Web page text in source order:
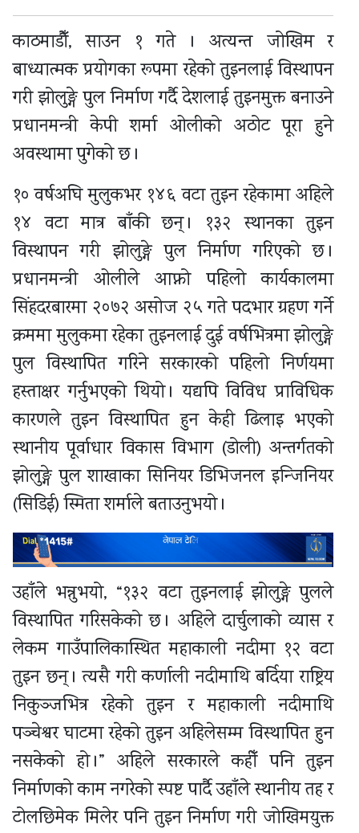
काठमाडौँ, साउन १ गते । अत्यन्त जोखिम र
बाध्यात्मक प्रयोगका रूपमा रहेको तुइनलाई विस्थापन
गरी झोलुङ्गे पुल निर्माण गर्दै देशलाई तुइनमुक्त बनाउने
प्रधानमन्त्री केपी शर्मा ओलीको अठोट पूरा हुने
अवस्थामा पुगेको छ ।
१० वर्षअघि मुलुकभर १४६ वटा तुइन रहेकामा अहिले
१४ वटा मात्र बाँकी छन् । १३२ स्थानका तुइन
विस्थापन गरी झोलुङ्गे पुल निर्माण गरिएको छ ।
प्रधानमन्त्री ओलीले आफ्नो पहिलो कार्यकालमा
सिंहदरबारमा २०७२ असोज २५ गते पदभार ग्रहण गर्ने
क्रममा मुलुकमा रहेका तुइनलाई दुई वर्षभित्रमा झोलुङ्गे
पुल विस्थापित गरिने सरकारको पहिलो निर्णयमा
हस्ताक्षर गर्नुभएको थियो । यद्यपि विविध प्राविधिक
कारणले तुइन विस्थापित हुन केही ढिलाइ भएको
स्थानीय पूर्वाधार विकास विभाग (डोली) अन्तर्गतको
झोलुङ्गे पुल शाखाका सिनियर डिभिजनल इन्जिनियर
(सिडिई) स्मिता शर्माले बताउनुभयो ।
उहाँले भन्नुभयो, “१३२ वटा तुइनलाई झोलुङ्गे पुलले
विस्थापित गरिसकेको छ । अहिले दार्चुलाको व्यास र
लेकम गाउँपालिकास्थित महाकाली नदीमा १२ वटा
तुइन छन् । त्यसै गरी कर्णाली नदीमाथि बर्दिया राष्ट्रिय
निकुञ्जभित्र रहेको तुइन र महाकाली नदीमाथि
पञ्चेश्वर घाटमा रहेको तुइन अहिलेसम्म विस्थापित हुन
नसकेको हो ।” अहिले सरकारले कहीँ पनि तुइन
निर्माणको काम नगरेको स्पष्ट पार्दै उहाँले स्थानीय तह र
टोलछिमेक मिलेर पनि तुइन निर्माण गरी जोखिमयुक्त